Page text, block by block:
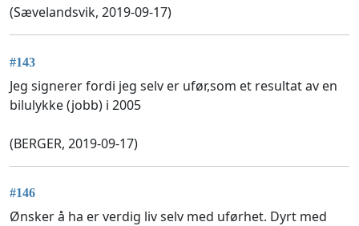
(Sævelandsvik, 2019-09-17)
#143
Jeg signerer fordi jeg selv er ufør,som et resultat av en
bilulykke (jobb) i 2005
(BERGER, 2019-09-17)
#146
Ønsker å ha er verdig liv selv med uførhet. Dyrt med